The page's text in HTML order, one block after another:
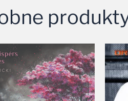
Zakres
cen:
od
24,99 zł
do
49,99 zł